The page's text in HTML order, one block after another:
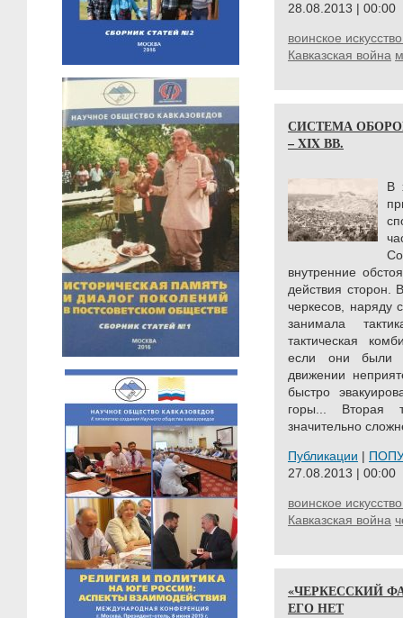
28.08.2013 | 00:00
воинское
Кавказская война
СИСТЕМА
– XIX ВВ.
В
внутренние
действия сторон.
черкесов, наряду
занимала
тактическая
если они были
движении
быстро
горы... Вторая
значительно
Публикации |
27.08.2013 | 00:00
воинское
Кавказская война
«ЧЕРКЕССКИЙ
ЕГО НЕТ